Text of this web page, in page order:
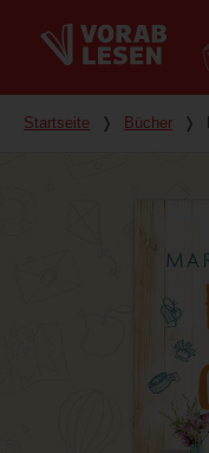
Du bist hier
Startseite ❭ Bücher ❭